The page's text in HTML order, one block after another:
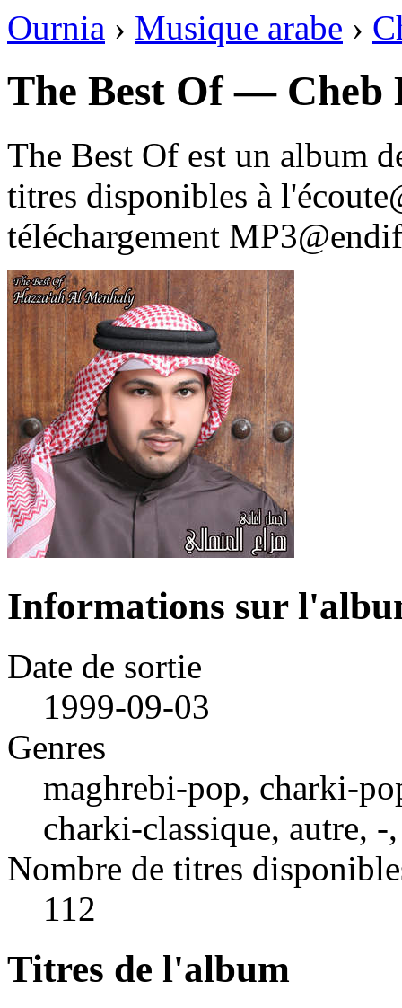
Ournia › Musique arabe ›
The Best Of — Cheb
The Best Of est un album
titres disponibles à
téléchargement
Informations sur
Date de sortie
1999-09-03
Genres
maghrebi-pop, charki-
charki-classique, autre,
Nombre de titres
112
Titres de l'album